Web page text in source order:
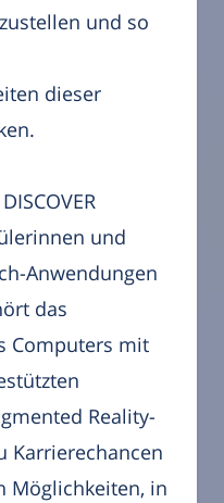
und so
dieser
und
Anwendungen
das
Computers mit
Reality-
Karrierechancen
Möglichkeiten, in